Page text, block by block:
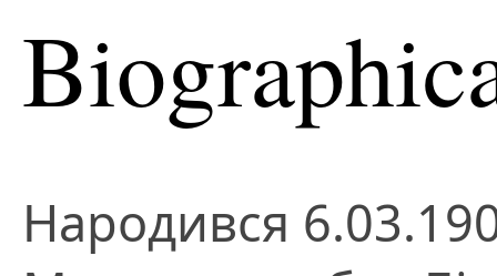
Народився